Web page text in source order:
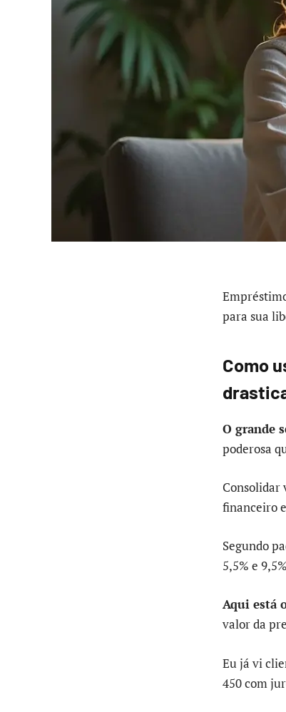
para sua
Como
O grande
poderosa
Consolidar
financeiro
Segundo
5,5% e
Aqui está
valor da
Eu já vi
450 com